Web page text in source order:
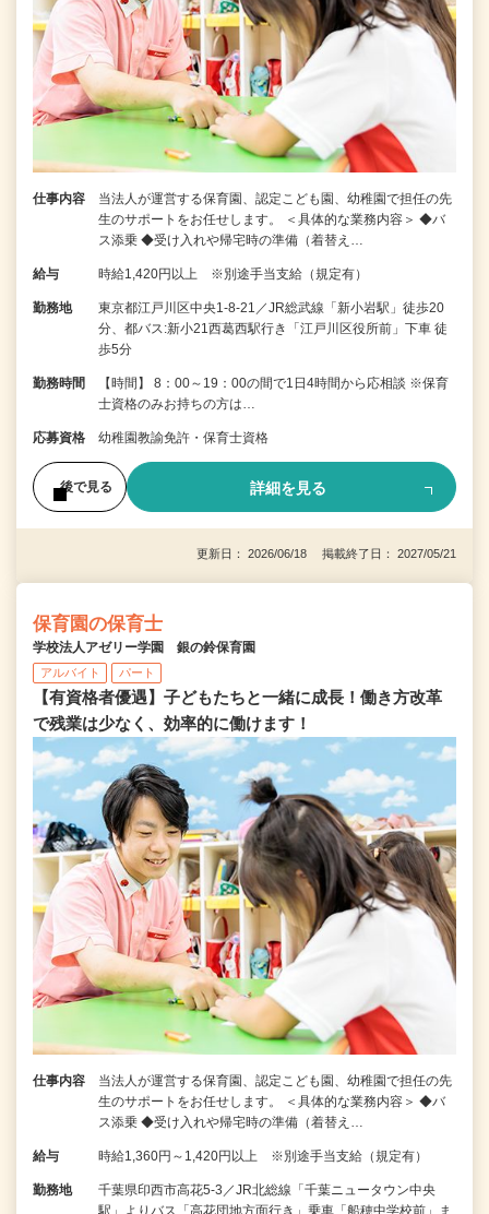
仕事内容
当法人が運営する保育園、認定こども園、幼稚園で担任の先
生のサポートをお任せします。 ＜具体的な業務内容＞ ◆バ
ス添乗 ◆受け入れや帰宅時の準備（着替え…
給与 時給1,420円以上 ※別途手当支給（規定有）
勤務地
東京都江戸川区中央1-8-21／JR総武線「新小岩駅」徒歩20
分、都バス:新小21西葛西駅行き「江戸川区役所前」下車 徒
歩5分
勤務時間
【時間】 8：00～19：00の間で1日4時間から応相談 ※保育
士資格のみお持ちの方は…
応募資格 幼稚園教諭免許・保育士資格
後で見る 詳細を見る
更新日： 2026/06/18 掲載終了日： 2027/05/21
保育園の保育士
学校法人アゼリー学園 銀の鈴保育園
アルバイト パート
【有資格者優遇】子どもたちと一緒に成長！働き方改革
で残業は少なく、効率的に働けます！
仕事内容
当法人が運営する保育園、認定こども園、幼稚園で担任の先
生のサポートをお任せします。 ＜具体的な業務内容＞ ◆バ
ス添乗 ◆受け入れや帰宅時の準備（着替え…
給与 時給1,360円～1,420円以上 ※別途手当支給（規定有）
勤務地
千葉県印西市高花5-3／JR北総線「千葉ニュータウン中央